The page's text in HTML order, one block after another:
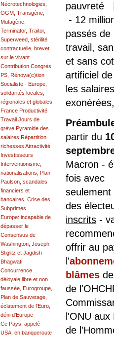
pauvreté
- 12
passés de
travail,
et sans
artificiel
les
partir du
Macron -
fois avec
seulement
des
inscrits -
offrir au
l'
blâmes
de
l'ONU aux
de
Nécrotechnologies,
OGM, Transgène,
Mutagène,
Terminator, Traitor,
Superweed, stérilité
contractuelle, brevet
sur le vivant
Contribution Congrès
PS, Rénova(c)tion
Socialiste - Europe,
solidarités locales,
régionales et globales
France Productivité
Travail Jours de
grève Pyramide des
salaires Répartition
richesses Attractivité
Investisseurs
Interventionisme,
nationalisations, Plan
Paulson, scandales
financiers et
bancaires, Crise des
Subprimes
Europe: incapable de
dépasser le
Consensus de
Washington, Joseph
Stiglitz et Jagdish
Bhagwati
Concurrence
déloyale libre et non
faussée, Eurogroupe,
Plan de Sauvetage,
éclatement de l'Euro,
déni d'Europe
Ce Pays, appelé
USA, en banqueroute